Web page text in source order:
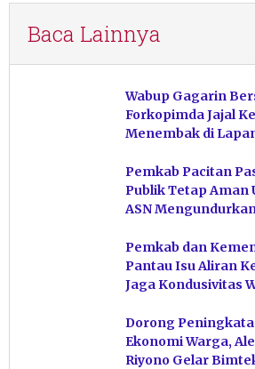
Baca Lainnya
Wabup Gagarin
Forkopimda Jajal
Menembak di
Pemkab Pacitan
Publik Tetap Aman
ASN
Pemkab dan
Pantau Isu Aliran
Jaga Kondusivitas
Dorong
Ekonomi Warga,
Riyono Gelar